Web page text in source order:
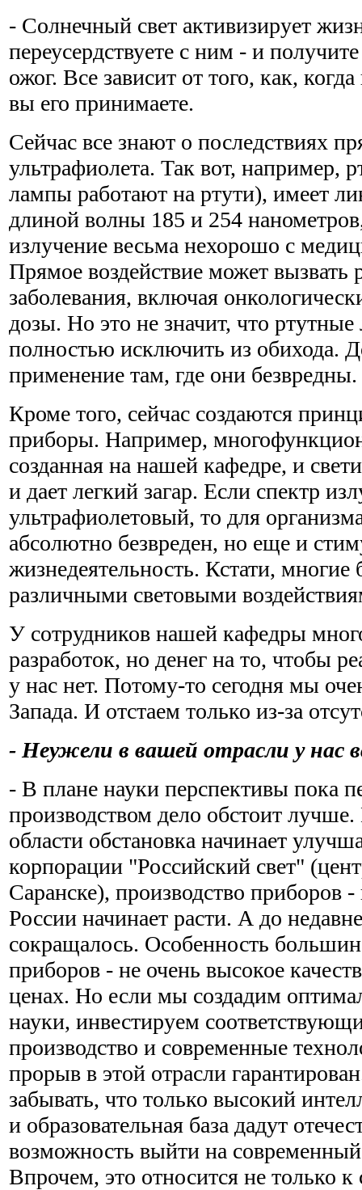
- Солнечный свет активизирует
переусердствуете с ним - и
ожог. Все зависит от того, как,
вы его принимаете.
Сейчас все знают о последствиях
ультрафиолета. Так вот, например,
лампы работают на ртути), имеет
длиной волны 185 и 254
излучение весьма нехорошо с
Прямое воздействие может вызвать
заболевания, включая
дозы. Но это не значит, что
полностью исключить из обихода.
применение там, где они безвредны.
Кроме того, сейчас создаются
приборы. Например,
созданная на нашей кафедре, и
и дает легкий загар. Если спектр
ультрафиолетовый, то для
абсолютно безвреден, но еще и
жизнедеятельность. Кстати, многие
различными световыми
У сотрудников нашей кафедры
разработок, но денег на то, чтобы
у нас нет. Потому-то сегодня мы
Запада. И отстаем только из-за
- Неужели в вашей отрасли у нас
- В плане науки перспективы пока
производством дело обстоит
области обстановка начинает
корпорации "Российский свет"
Саранске), производство приборов -
России начинает расти. А до
сокращалось. Особенность
приборов - не очень высокое
ценах. Но если мы создадим
науки, инвестируем
производство и современные
прорыв в этой отрасли
забывать, что только высокий
и образовательная база дадут
возможность выйти на
Впрочем, это относится не только к